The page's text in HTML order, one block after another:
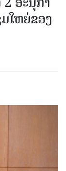
ໃຫຍ່​ຂອງ​